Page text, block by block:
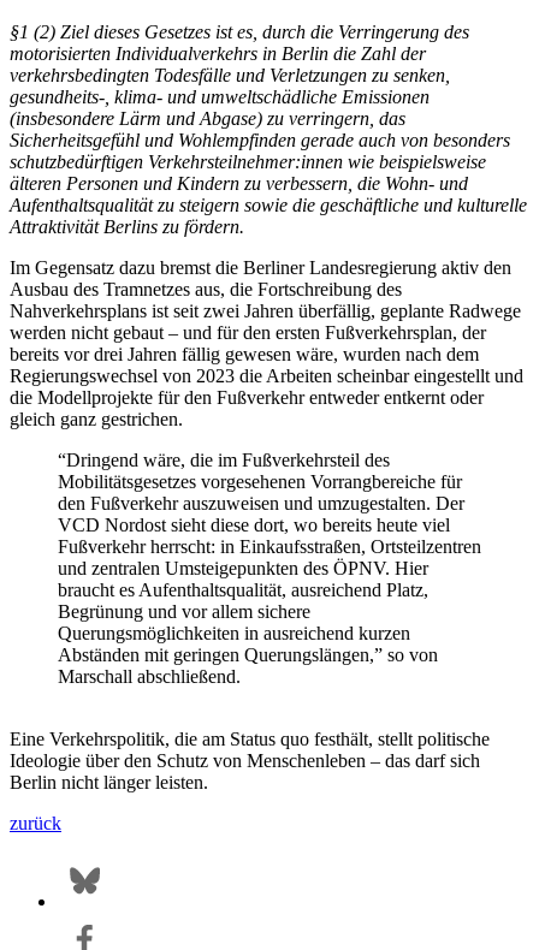
§1 (2) Ziel dieses Gesetzes ist es, durch die Verringerung des
motorisierten Individualverkehrs in Berlin die Zahl der
verkehrsbedingten Todesfälle und Verletzungen zu senken,
gesundheits-, klima- und umweltschädliche Emissionen
(insbesondere Lärm und Abgase) zu verringern, das
Sicherheitsgefühl und Wohlempfinden gerade auch von besonders
schutzbedürftigen Verkehrsteilnehmer:innen wie beispielsweise
älteren Personen und Kindern zu verbessern, die Wohn- und
Aufenthaltsqualität zu steigern sowie die geschäftliche und kulturelle
Attraktivität Berlins zu fördern.
Im Gegensatz dazu bremst die Berliner Landesregierung aktiv den
Ausbau des Tramnetzes aus, die Fortschreibung des
Nahverkehrsplans ist seit zwei Jahren überfällig, geplante Radwege
werden nicht gebaut – und für den ersten Fußverkehrsplan, der
bereits vor drei Jahren fällig gewesen wäre, wurden nach dem
Regierungswechsel von 2023 die Arbeiten scheinbar eingestellt und
die Modellprojekte für den Fußverkehr entweder entkernt oder
gleich ganz gestrichen.
“Dringend wäre, die im Fußverkehrsteil des
Mobilitätsgesetzes vorgesehenen Vorrangbereiche für
den Fußverkehr auszuweisen und umzugestalten. Der
VCD Nordost sieht diese dort, wo bereits heute viel
Fußverkehr herrscht: in Einkaufsstraßen, Ortsteilzentren
und zentralen Umsteigepunkten des ÖPNV. Hier
braucht es Aufenthaltsqualität, ausreichend Platz,
Begrünung und vor allem sichere
Querungsmöglichkeiten in ausreichend kurzen
Abständen mit geringen Querungslängen,” so von
Marschall abschließend.
Eine Verkehrspolitik, die am Status quo festhält, stellt politische
Ideologie über den Schutz von Menschenleben – das darf sich
Berlin nicht länger leisten.
zurück